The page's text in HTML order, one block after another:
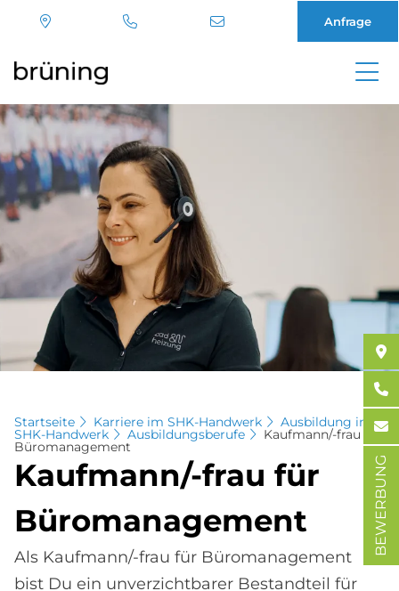
Direkt
zum
Inhalt
Anfrage
Startseite Karriere im SHK-Handwerk Ausbildung im
SHK-Handwerk Ausbildungsberufe Kaufmann/-frau für
Büromanagement
Kauf­mann/-frau für
Bü­ro­ma­nage­ment
Als Kaufmann/-frau für Büromanagement
bist Du ein unverzichtbarer Bestandteil für
BEWERBUNG